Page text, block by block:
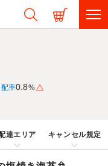
率0.8%
達エリア キャンセル規定